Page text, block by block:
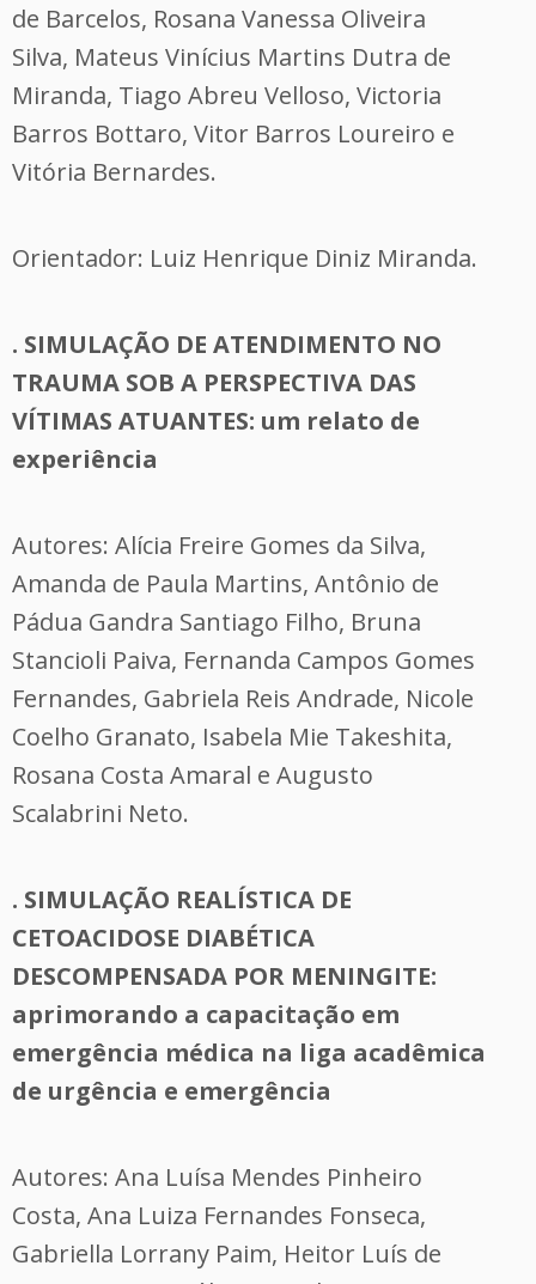
de Barcelos, Rosana Vanessa Oliveira
Silva, Mateus Vinícius Martins Dutra de
Miranda, Tiago Abreu Velloso, Victoria
Barros Bottaro, Vitor Barros Loureiro e
Vitória Bernardes.
Orientador: Luiz Henrique Diniz Miranda.
. SIMULAÇÃO DE ATENDIMENTO NO
TRAUMA SOB A PERSPECTIVA DAS
VÍTIMAS ATUANTES: um relato de
experiência
Autores: Alícia Freire Gomes da Silva,
Amanda de Paula Martins, Antônio de
Pádua Gandra Santiago Filho, Bruna
Stancioli Paiva, Fernanda Campos Gomes
Fernandes, Gabriela Reis Andrade, Nicole
Coelho Granato, Isabela Mie Takeshita,
Rosana Costa Amaral e Augusto
Scalabrini Neto.
. SIMULAÇÃO REALÍSTICA DE
CETOACIDOSE DIABÉTICA
DESCOMPENSADA POR MENINGITE:
aprimorando a capacitação em
emergência médica na liga acadêmica
de urgência e emergência
Autores: Ana Luísa Mendes Pinheiro
Costa, Ana Luiza Fernandes Fonseca,
Gabriella Lorrany Paim, Heitor Luís de